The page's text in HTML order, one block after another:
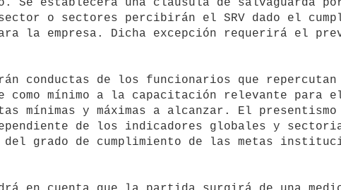
o sectores percibirán el SRV dado el
la empresa. Dicha excepción requerirá el
mínimo a la capacitación relevante para el
mínimas y máximas a alcanzar. El presentismo
de los indicadores globales y
grado de cumplimiento de las metas